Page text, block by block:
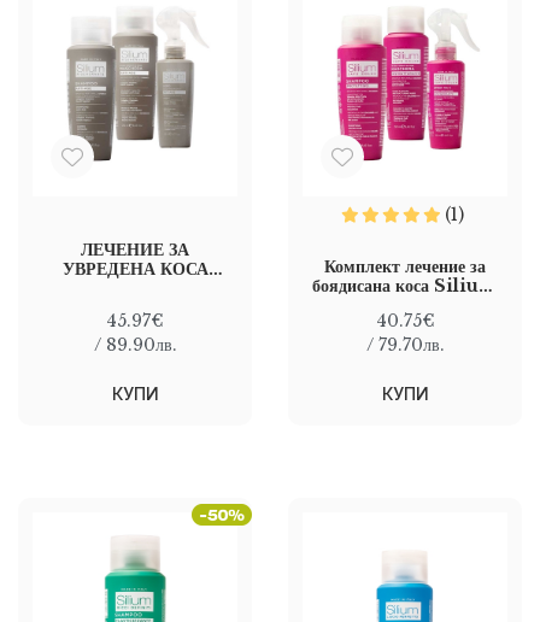
ЛЕЧЕНИЕ ЗА
УВРЕДЕНА КОСА
REGENERATING
KIT
45.97€
/ 89.90лв.
КУПИ
(1)
Комплект лечение за
боядисана коса Silium
40.75€
/ 79.70лв.
КУПИ